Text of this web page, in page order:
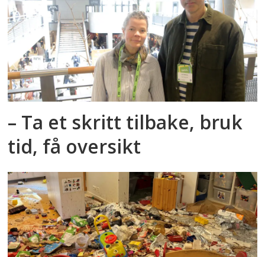
– Ta et skritt tilbake, bruk
tid, få oversikt